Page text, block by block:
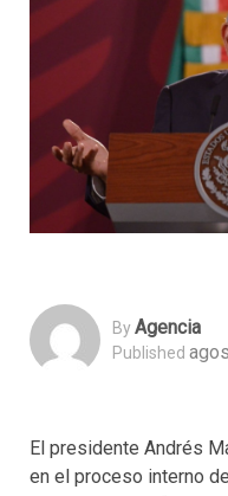
ByAgencia
Published
El presidente Andrés
en el proceso interno